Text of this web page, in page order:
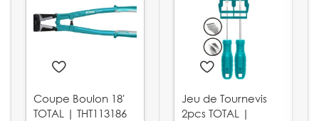
Coupe Boulon 18′
TOTAL | THT113186
Jeu de Tournevis
2pcs TOTAL |